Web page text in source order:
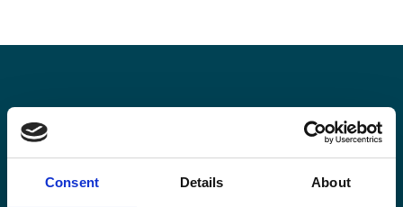
Consent Details About
Blijf op de hoogte
Blijf op de hoogte van onze activiteiten en